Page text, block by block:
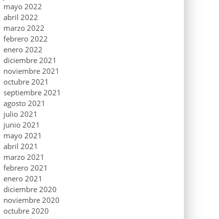
mayo 2022
abril 2022
marzo 2022
febrero 2022
enero 2022
diciembre 2021
noviembre 2021
octubre 2021
septiembre 2021
agosto 2021
julio 2021
junio 2021
mayo 2021
abril 2021
marzo 2021
febrero 2021
enero 2021
diciembre 2020
noviembre 2020
octubre 2020